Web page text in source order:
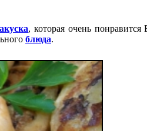
, которая очень
блюда.